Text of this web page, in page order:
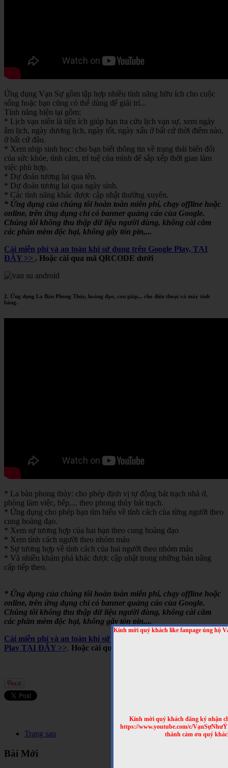
Kính mời quý khách like fanpage ủng hộ
Kính mời quý khách đăng ký nhận
https://www.youtube.com/c/
thành cảm ơn quý
Ứng dụng Vạn Sự gồm tập hợp nhiều tính năng hữu ích cho cuộc
sống hoặc bạn cũng có thể dùng để giải trí...
Tính năng hiện tại gồm:
* Lịch vạn niên là tiện ích giúp bạn tra cứu lịch vạn sự, xem ngày
âm lịch, ngày dương lịch, ngày tốt, ngày xấu ở bất cứ thời điểm nào,
ở bất cứ đâu.
* Xem nhịp sinh học: cho bạn biết thông tin về trạng thái biến đổi
của sức khỏe, tình cảm, trí tuệ của mình để sắp xếp thời gian làm
việc phù hợp.
* Dự đoán tương lai qua tên.
* Dự đoán tương lai qua ngày sinh.
* Các tính năng khác được cập nhật thường xuyên.
* Ứng dụng của chúng tôi hoàn toàn miễn phí, chạy offline hoặc
online, trên ứng dụng chỉ có banner quảng cáo của Google.
Chúng tôi không thu thập dữ liệu người dùng, không cài cắm
các phần mềm độc hại, không gây tốn pin,...
Cài miễn phí và an toàn khi sử dụng trên Google Play, TẠI
ĐÂY >> . Hoặc cài qua mã QRCODE dưới
2. Ứng dụng La Bàn Phong Thủy, hoàng đạo, con giáp... cho điện thoại và máy tính
bảng.
* La bàn phong thủy: cho phép định vị tự động bát trạch nhà ở,
phòng làm việc, bếp,... theo phong thủy bát trạch.
* Ứng dụng cho phép bạn tìm hiểu về tính cách của từng người theo
cung hoàng đạo.
* Xem sự tương hợp của hai bạn theo cung hoàng đạo
* Xem tính cách người theo nhóm máu
* Sự tương hợp về tính cách của hai người theo nhóm máu
* Và nhiều khám phá khác được cập nhật trong những bản nâng
cấp tiếp theo.
* Ứng dụng của chúng tôi hoàn toàn miễn phí, chạy offline hoặc
online, trên ứng dụng chỉ có banner quảng cáo của Google.
Chúng tôi không thu thập dữ liệu người dùng, không cài cắm
các phần mềm độc hại, không gây tốn pin,...
Cài miễn phí và an toàn khi sử dụng cho Android, trên Google
Play TẠI ĐÂY >>. Hoặc cài qua mã QRCODE sau
Trang sau
Bài Mới